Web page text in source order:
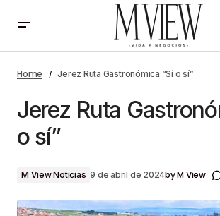
Home Jerez Ruta Gastronómica “Sí o sí”
Jerez Ruta
o sí”
M View Noticias 9 de abril de 2024byM View